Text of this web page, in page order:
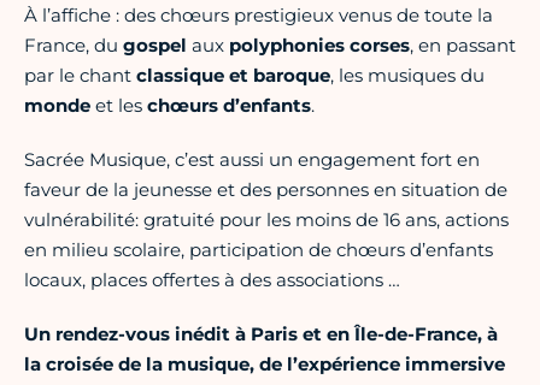
À l’affiche : des chœurs prestigieux venus de toute la
France, du gospel aux polyphonies corses, en passant
par le chant classique et baroque, les musiques du
monde et les chœurs d’enfants.
Sacrée Musique, c’est aussi un engagement fort en
faveur de la jeunesse et des personnes en situation de
vulnérabilité: gratuité pour les moins de 16 ans, actions
en milieu scolaire, participation de chœurs d’enfants
locaux, places offertes à des associations …
Un rendez-vous inédit à Paris et en Île-de-France, à
la croisée de la musique, de l’expérience immersive